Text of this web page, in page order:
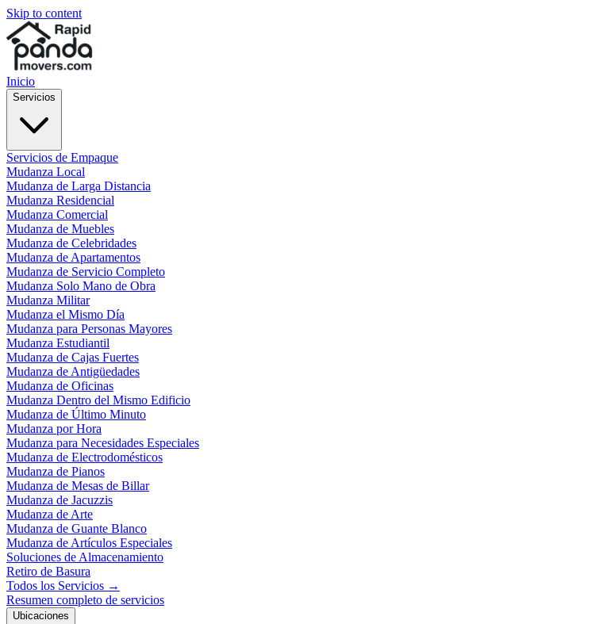
Skip to content
Inicio
Servicios
Servicios de Empaque
Mudanza Local
Mudanza de Larga Distancia
Mudanza Residencial
Mudanza Comercial
Mudanza de Muebles
Mudanza de Celebridades
Mudanza de Apartamentos
Mudanza de Servicio Completo
Mudanza Solo Mano de Obra
Mudanza Militar
Mudanza el Mismo Día
Mudanza para Personas Mayores
Mudanza Estudiantil
Mudanza de Cajas Fuertes
Mudanza de Antigüedades
Mudanza de Oficinas
Mudanza Dentro del Mismo Edificio
Mudanza de Último Minuto
Mudanza por Hora
Mudanza para Necesidades Especiales
Mudanza de Electrodomésticos
Mudanza de Pianos
Mudanza de Mesas de Billar
Mudanza de Jacuzzis
Mudanza de Arte
Mudanza de Guante Blanco
Mudanza de Artículos Especiales
Soluciones de Almacenamiento
Retiro de Basura
Todos los Servicios →
Resumen completo de servicios
Ubicaciones